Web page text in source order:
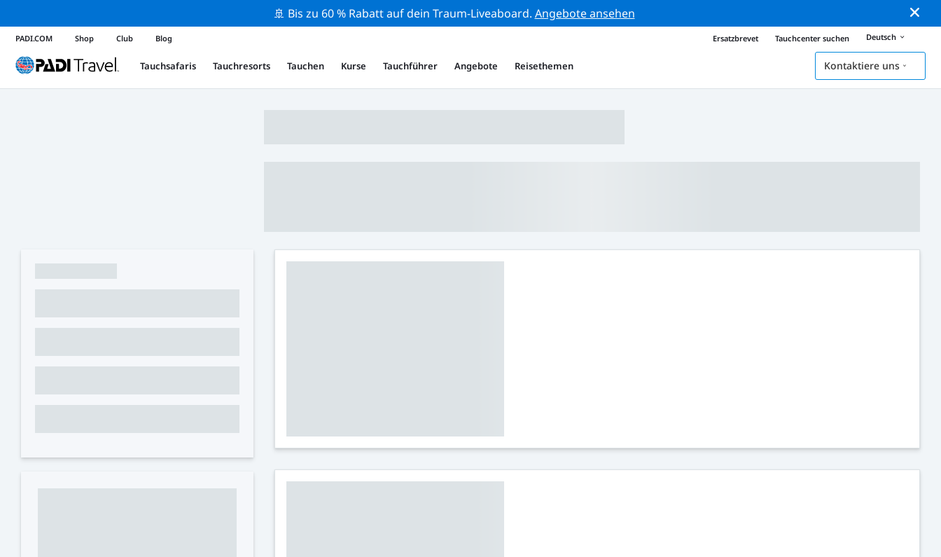
🚢 Bis zu 60 % Rabatt auf dein Traum-Liveaboard. Angebote ansehen
PADI.COM Shop Club Blog Ersatzbrevet Tauchcenter suchen Deutsch
Tauchsafaris Tauchresorts Tauchen Kurse Tauchführer Angebote Reisethemen Kontaktiere uns